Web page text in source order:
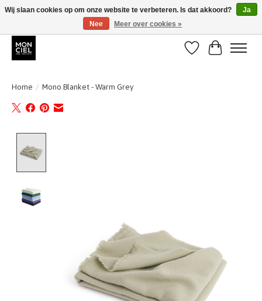
BE + NL : GRATIS VERZENDING van 31/07 t;e.m. 17/8
Verlanglijst
Home / Mono Blanket - Warm Grey
Wij slaan cookies op om onze website te verbeteren. Is dat akkoord?
Ja
Nee
Meer over cookies »